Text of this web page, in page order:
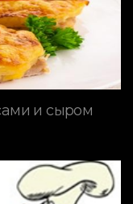
и сыром